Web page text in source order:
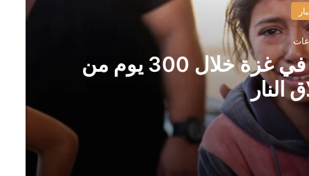
“اليونيسف”: مقتل 300 طفل في غزة خلال 300 يوم من
النار